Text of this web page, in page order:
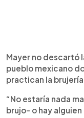
Mayer no descartó
pueblo mexicano
practican la
“No estaría nada
brujo- o hay